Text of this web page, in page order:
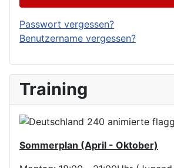
Passwort vergessen?
Benutzername vergessen?
Training
Sommerplan (April - Oktober)